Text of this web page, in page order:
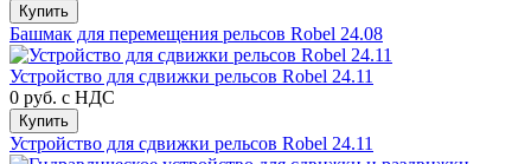
Купить
Башмак для перемещения рельсов Robel 24.08
Устройство для сдвижки рельсов Robel 24.11
0 руб. с НДС
Купить
Устройство для сдвижки рельсов Robel 24.11